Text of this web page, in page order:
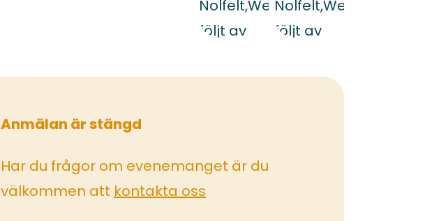
Anmälan är stängd
Har du frågor om evenemanget är du
välkommen att kontakta oss